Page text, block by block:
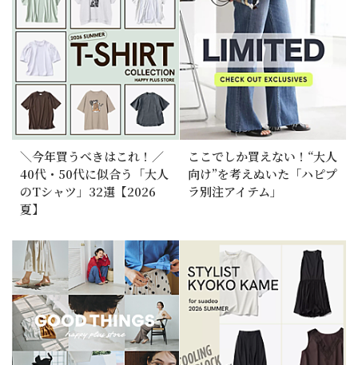
＼今年買うべきはこれ！／
40代・50代に似合う「大人
のTシャツ」32選【2026
夏】
ここでしか買えない！“大人
向け”を考えぬいた「ハピプ
ラ別注アイテム」